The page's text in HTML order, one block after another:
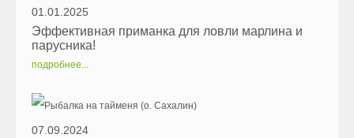
01.01.2025
Эффективная приманка для ловли марлина и
парусника!
подробнее...
07.09.2024